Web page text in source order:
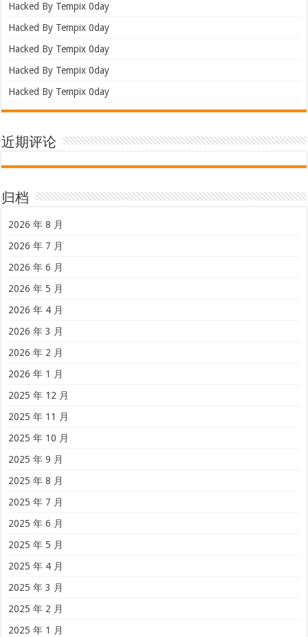
Hacked By Tempix 0day
Hacked By Tempix 0day
Hacked By Tempix 0day
Hacked By Tempix 0day
Hacked By Tempix 0day
近期评论
归档
2026 年 8 月
2026 年 7 月
2026 年 6 月
2026 年 5 月
2026 年 4 月
2026 年 3 月
2026 年 2 月
2026 年 1 月
2025 年 12 月
2025 年 11 月
2025 年 10 月
2025 年 9 月
2025 年 8 月
2025 年 7 月
2025 年 6 月
2025 年 5 月
2025 年 4 月
2025 年 3 月
2025 年 2 月
2025 年 1 月